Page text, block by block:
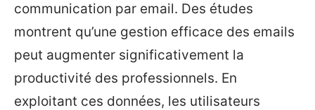
communication par email. Des études
montrent qu’une gestion efficace des emails
peut augmenter significativement la
productivité des professionnels. En
exploitant ces données, les utilisateurs